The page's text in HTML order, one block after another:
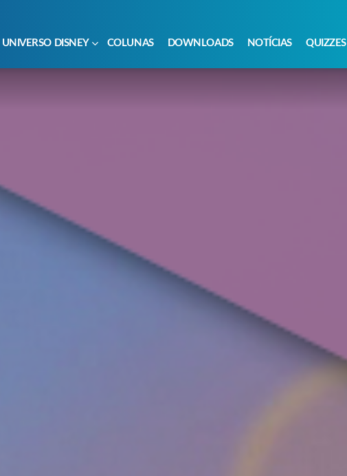
UNIVERSO DISNEY COLUNAS DOWNLOADS NOTÍCIAS QUIZZES